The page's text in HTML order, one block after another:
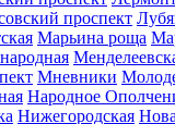
проспект
Марьина роща
Мневники
Народное
Нижегородская